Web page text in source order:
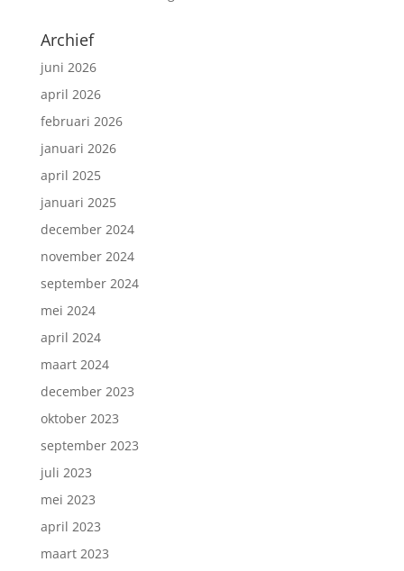
Archief
juni 2026
april 2026
februari 2026
januari 2026
april 2025
januari 2025
december 2024
november 2024
september 2024
mei 2024
april 2024
maart 2024
december 2023
oktober 2023
september 2023
juli 2023
mei 2023
april 2023
maart 2023